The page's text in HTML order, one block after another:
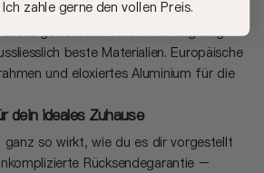
deiner (Deko) Reise begleiten
stabil und langlebig
beste Materialien. Europäische
und eloxiertes Aluminium für die
dein ideales Zuhause
ganz so wirkt, wie du es dir vorgestellt
Rücksendegarantie –
Ich zahle gerne den vollen Preis.